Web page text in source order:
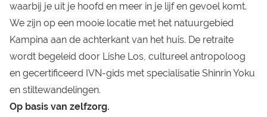
waarbij je uit je hoofd en meer in je lijf en gevoel komt.
We zijn op een mooie locatie met het natuurgebied
Kampina aan de achterkant van het huis. De retraite
wordt begeleid door Lishe Los, cultureel antropoloog
en gecertificeerd IVN-gids met specialisatie Shinrin Yoku
en stiltewandelingen.
Op basis van zelfzorg.